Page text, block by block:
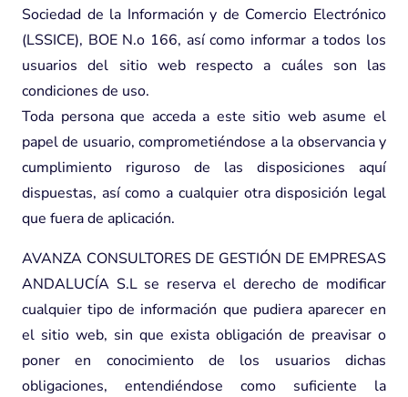
Sociedad de la Información y de Comercio Electrónico
(LSSICE), BOE N.o 166, así como informar a todos los
usuarios del sitio web respecto a cuáles son las
condiciones de uso.
Toda persona que acceda a este sitio web asume el
papel de usuario, comprometiéndose a la observancia y
cumplimiento riguroso de las disposiciones aquí
dispuestas, así como a cualquier otra disposición legal
que fuera de aplicación.
AVANZA CONSULTORES DE GESTIÓN DE EMPRESAS
ANDALUCÍA S.L se reserva el derecho de modificar
cualquier tipo de información que pudiera aparecer en
el sitio web, sin que exista obligación de preavisar o
poner en conocimiento de los usuarios dichas
obligaciones, entendiéndose como suficiente la